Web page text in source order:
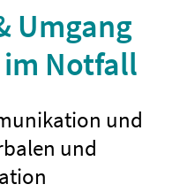
Umgang
Notfall
und
und